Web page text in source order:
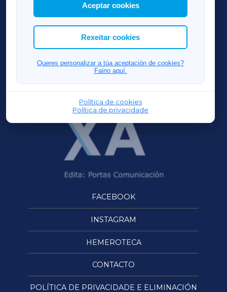
Así mesmo, podes personalizar a elección das
cookies que desexas permitir.
Aceptar cookies
Rexeitar cookies
Queres personalizar a túa aceptación de cookies?
Faino aquí.
Política de cookies
Política de privacidade
RIBEIRASACRAXA
ACORUÑAXA
FERROLXA
OURENSEXA
FACEBOOK
INSTAGRAM
HEMEROTECA
CONTACTO
POLÍTICA DE PRIVACIDADE E ELIMINACIÓN